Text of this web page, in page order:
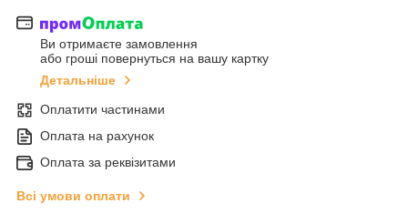
Ви отримаєте замовлення
або гроші повернуться на вашу картку
Детальніше
Оплатити частинами
Оплата на рахунок
Оплата за реквізитами
Всі умови оплати